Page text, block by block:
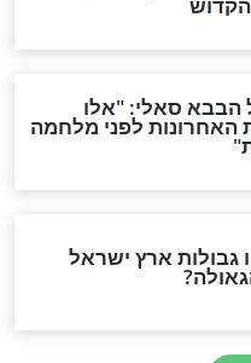
המשיח יהיה
בתשובה?